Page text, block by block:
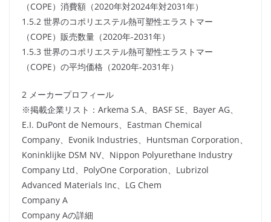
（COPE）消費額（2020年対2024年対2031年）
1.5.2 世界のコポリエステル熱可塑性エラストマー
（COPE）販売数量（2020年-2031年）
1.5.3 世界のコポリエステル熱可塑性エラストマー
（COPE）の平均価格（2020年-2031年）
2 メーカープロフィール
※掲載企業リスト：Arkema S.A、BASF SE、Bayer AG、
E.I. DuPont de Nemours、Eastman Chemical
Company、Evonik Industries、Huntsman Corporation、
Koninklijke DSM NV、Nippon Polyurethane Industry
Company Ltd、PolyOne Corporation、Lubrizol
Advanced Materials Inc、LG Chem
Company A
Company Aの詳細